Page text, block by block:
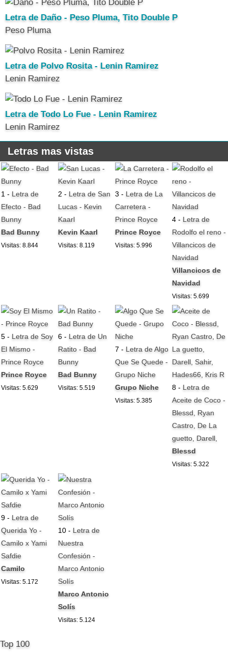
Letra de Daño - Peso Pluma, Tito Double P
Peso Pluma
Letra de Polvo Rosita - Lenin Ramirez
Lenin Ramirez
Letra de Todo Lo Fue - Lenin Ramirez
Lenin Ramirez
Letras mas vistas
1 - Letra de
Efecto - Bad
Bunny
Bad Bunny
Visitas: 8.844
2 - Letra de San
Lucas - Kevin
Kaarl
Kevin Kaarl
Visitas: 8.119
3 - Letra de La
Carretera -
Prince Royce
Prince Royce
Visitas: 5.996
4 - Letra de
Rodolfo el reno -
Villancicos de
Navidad
Villancicos de
Navidad
Visitas: 5.699
5 - Letra de Soy
El Mismo -
Prince Royce
Prince Royce
Visitas: 5.629
6 - Letra de Un
Ratito - Bad
Bunny
Bad Bunny
Visitas: 5.519
7 - Letra de Algo
Que Se Quede -
Grupo Niche
Grupo Niche
Visitas: 5.385
8 - Letra de
Aceite de Coco -
Blessd, Ryan
Castro, De La
guetto, Darell,
Blessd
Visitas: 5.322
9 - Letra de
Querida Yo -
Camilo x Yami
Safdie
Camilo
Visitas: 5.172
10 - Letra de
Nuestra
Confesión -
Marco Antonio
Solís
Marco Antonio
Solís
Visitas: 5.124
Top 100